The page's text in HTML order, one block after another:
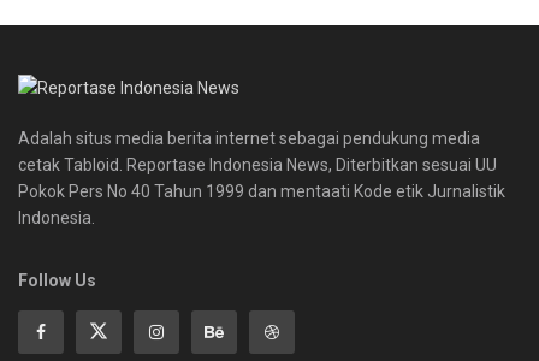
Adalah situs media berita internet sebagai pendukung media
cetak Tabloid. Reportase Indonesia News, Diterbitkan sesuai UU
Pokok Pers No 40 Tahun 1999 dan mentaati Kode etik Jurnalistik
Indonesia.
Follow Us